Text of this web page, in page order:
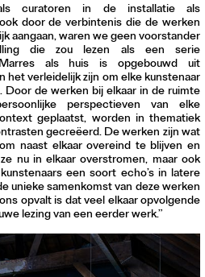
curatoren in de installatie als
door de verbintenis die de werken
aangaan, waren we geen voorstander
die zou lezen als een serie
als huis is opgebouwd uit
het verleidelijk zijn om elke kunstenaar
de werken bij elkaar in de ruimte
perspectieven van elke
geplaatst, worden in thematiek
gecreëerd. De werken zijn wat
naast elkaar overeind te blijven en
nu in elkaar overstromen, maar ook
een soort echo’s in latere
unieke samenkomst van deze werken
opvalt is dat veel elkaar opvolgende
lezing van een eerder werk.”